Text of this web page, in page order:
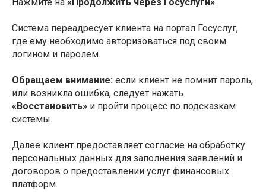
Система переадресует клиента на портал Госуслуг,
где ему необходимо авторизоваться под своим
логином и паролем.
Обращаем внимание: если клиент не помнит пароль,
или возникла ошибка, следует нажать
«Восстановить» и пройти процесс по подсказкам
системы.
Далее клиент предоставляет согласие на обработку
персональных данных для заполнения заявлений и
договоров о предоставлении услуг финансовых
платформ.